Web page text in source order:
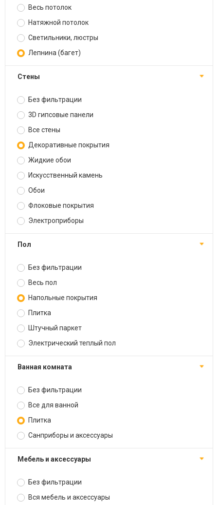
Весь потолок
Натяжной потолок
Светильники, люстры
Лепнина (багет)
Стены
Без фильтрации
3D гипсовые панели
Все стены
Декоративные покрытия
Жидкие обои
Искусственный камень
Обои
Флоковые покрытия
Электроприборы
Пол
Без фильтрации
Весь пол
Напольные покрытия
Плитка
Штучный паркет
Электрический теплый пол
Ванная комната
Без фильтрации
Все для ванной
Плитка
Санприборы и аксессуары
Мебель и аксессуары
Без фильтрации
Вся мебель и аксессуары